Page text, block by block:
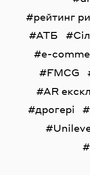
рейтинг
АТБ
e-
FMCG
AR
дрогері